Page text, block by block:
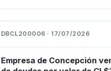
DBCL200006 · 17/07/2026
Empresa de Concepción